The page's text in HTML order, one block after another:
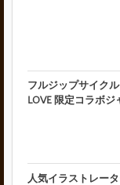
フルジップサイク
LOVE 限定コラボジ
人気イラストレー